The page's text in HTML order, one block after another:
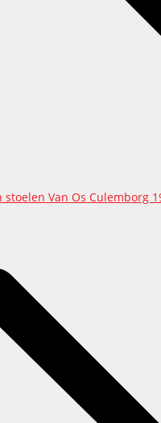
Van Os Culemborg